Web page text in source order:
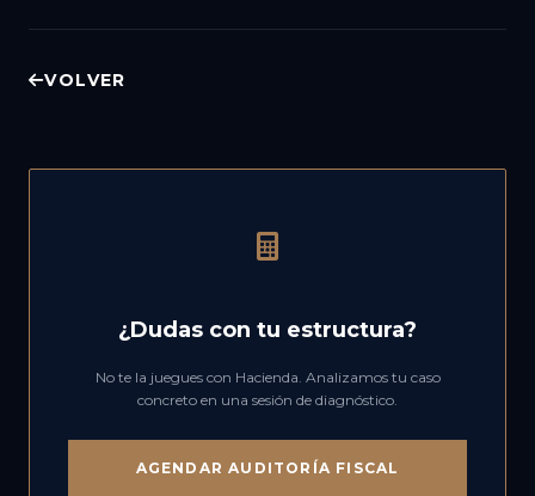
VOLVER
¿Dudas con tu estructura?
No te la juegues con Hacienda. Analizamos tu caso
concreto en una sesión de diagnóstico.
AGENDAR AUDITORÍA FISCAL